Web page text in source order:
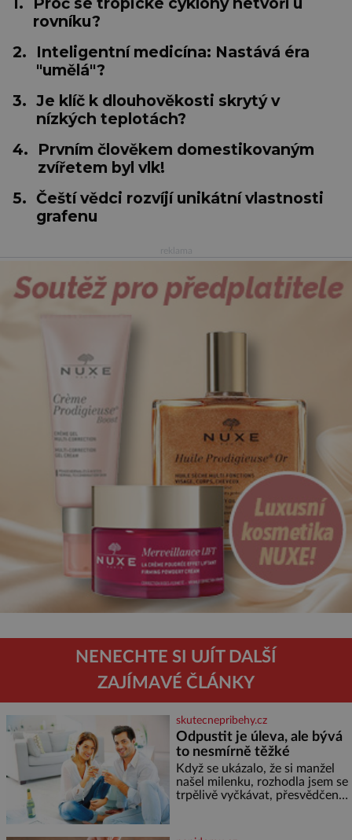
rovníku?
2.
Inteligentní medicína: Nastává éra
"umělá"?
3. Je klíč k dlouhověkosti skrytý v
nízkých teplotách?
4.
Prvním člověkem domestikovaným
zvířetem byl vlk!
5. Čeští vědci rozvíjí unikátní vlastnosti
grafenu
NENECHTE SI UJÍT DALŠÍ
ZAJÍMAVÉ ČLÁNKY
skutecnepribehy.cz
Odpustit je úleva, ale bývá
to nesmírně těžké
Když se ukázalo, že si manžel
našel milenku, rozhodla jsem se
trpělivě vyčkávat, přesvědčena,
nejtěžších věcí na světě. Ale